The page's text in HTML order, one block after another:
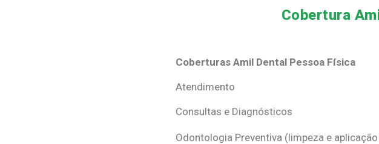
Cobertura
Coberturas Amil Dental Pessoa Física
Coberturas Amil Dental Pessoa Física
Atendimento
Consultas e Diagnósticos
Odontologia Preventiva (limpeza e